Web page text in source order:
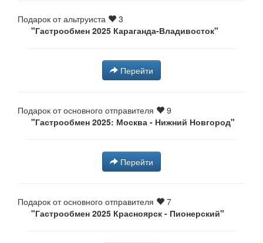
Подарок от альтруиста
3
"Гастрообмен 2025 Караганда-Владивосток"
Перейти
Подарок от основного отправителя
9
"Гастрообмен 2025: Москва - Нижний Новгород"
Перейти
Подарок от основного отправителя
7
"Гастрообмен 2025 Красноярск - Пионерский"